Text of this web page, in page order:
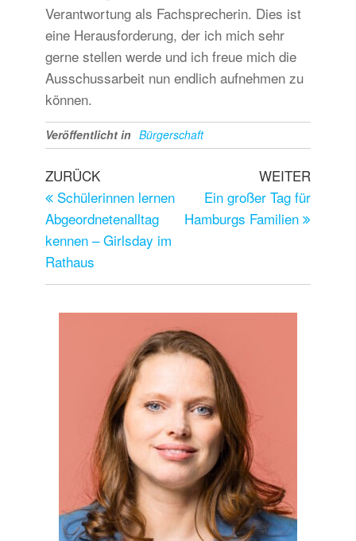
Verantwortung als Fachsprecherin. Dies ist
eine Herausforderung, der ich mich sehr
gerne stellen werde und ich freue mich die
Ausschussarbeit nun endlich aufnehmen zu
können.
Veröffentlicht in Bürgerschaft
ZURÜCK
Schülerinnen lernen
Abgeordnetenalltag
kennen – Girlsday im
Rathaus
WEITER
Ein großer Tag für
Hamburgs Familien